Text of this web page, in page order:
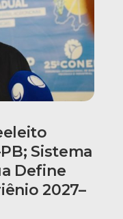
Sistema
Define
2027–